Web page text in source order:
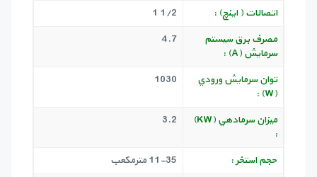
اتصالات ( اينچ) :
1/2 1
مصرف برق سيستم
سرمايش (A) :
4.7
توان سرمايش ورودي
(W) :
1030
ميزان سرمادهي (KW)
:
3.2
حجم استخر :
11-35 مترمکعب